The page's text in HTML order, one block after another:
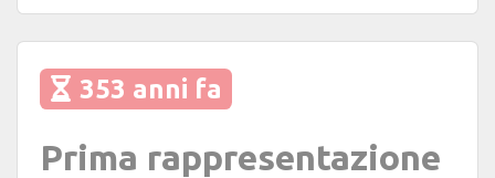
353 anni fa
Prima rappresentazione